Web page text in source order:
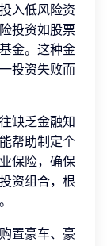
入低风险资
投资如股票
金。这种金
投资失败而
缺乏金融知
帮助制定个
保险，确保
资组合，根
置豪车、豪